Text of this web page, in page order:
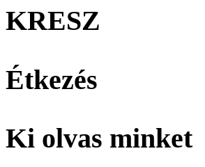
KRESZ
Étkezés
Ki olvas minket